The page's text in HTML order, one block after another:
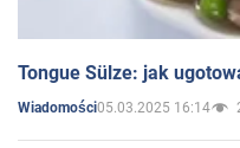
Tongue Sülze: jak
Wiadomości05.03.2025 16:14